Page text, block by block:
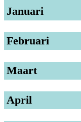
Januari
Februari
Maart
April